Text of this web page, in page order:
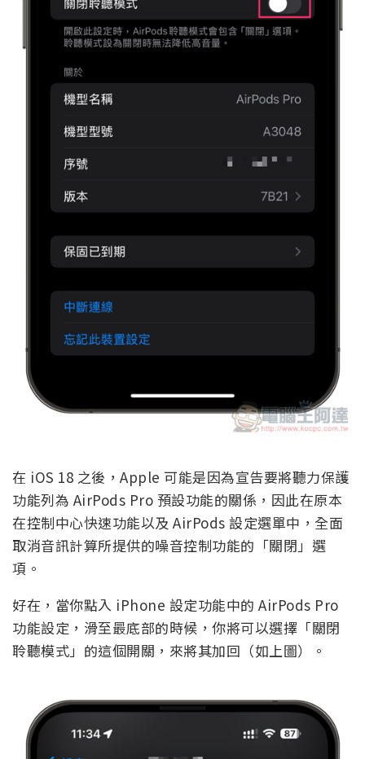
在 iOS 18 之後，Apple 可能是因為宣告要將聽力保護
功能列為 AirPods Pro 預設功能的關係，因此在原本
在控制中心快速功能以及 AirPods 設定選單中，全面
取消音訊計算所提供的噪音控制功能的「關閉」選
項。
好在，當你點入 iPhone 設定功能中的 AirPods Pro
功能設定，滑至最底部的時候，你將可以選擇「關閉
聆聽模式」的這個開關，來將其加回（如上圖）。